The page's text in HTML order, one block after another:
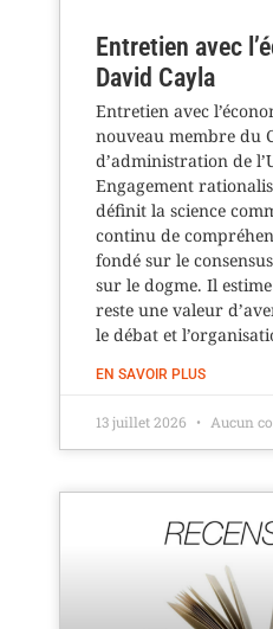
Entretien avec
David Cayla
Entretien avec
nouveau membre du
d’administration de
Engagement
définit la science
continu de
fondé sur le
sur le dogme. Il
reste une valeur
le débat et
EN SAVOIR PLUS
13 juillet 2026 Aucun